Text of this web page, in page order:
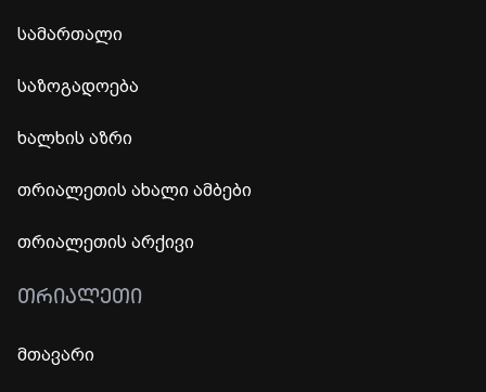
სამართალი
საზოგადოება
ხალხის აზრი
თრიალეთის ახალი ამბები
თრიალეთის არქივი
ᲗᲠᲘᲐᲚᲔᲗᲘ
მთავარი